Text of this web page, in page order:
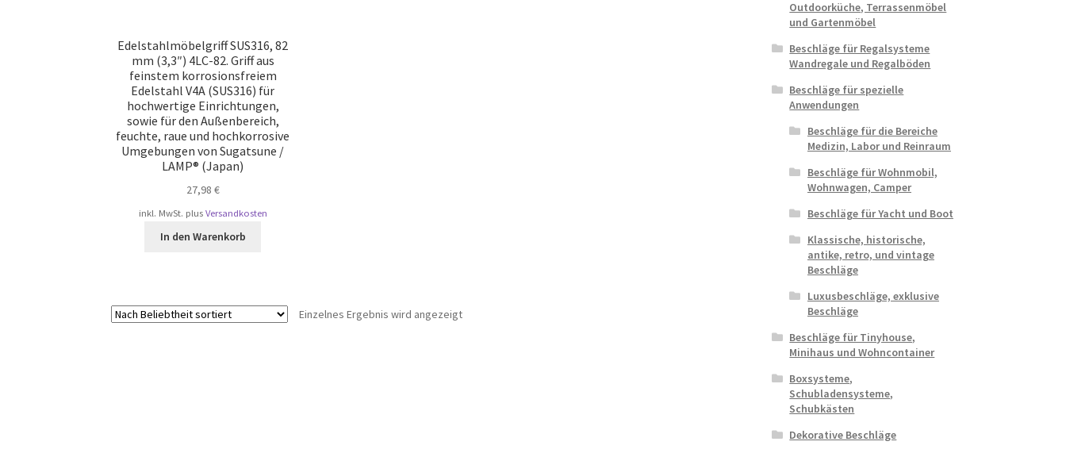
Edelstahlmöbelgriff SUS316, 82
mm (3,3″) 4LC-82. Griff aus
feinstem korrosionsfreiem
Edelstahl V4A (SUS316) für
hochwertige Einrichtungen,
sowie für den Außenbereich,
feuchte, raue und hochkorrosive
Umgebungen von Sugatsune /
LAMP® (Japan)
27,98 €
inkl. MwSt. plus Versandkosten
In den Warenkorb
Einzelnes Ergebnis wird angezeigt
Outdoorküche, Terrassenmöbel
und Gartenmöbel
Beschläge für Regalsysteme
Wandregale und Regalböden
Beschläge für spezielle
Anwendungen
Beschläge für die Bereiche
Medizin, Labor und Reinraum
Beschläge für Wohnmobil,
Wohnwagen, Camper
Beschläge für Yacht und Boot
Klassische, historische,
antike, retro, und vintage
Beschläge
Luxusbeschläge, exklusive
Beschläge
Beschläge für Tinyhouse,
Minihaus und Wohncontainer
Boxsysteme,
Schubladensysteme,
Schubkästen
Dekorative Beschläge